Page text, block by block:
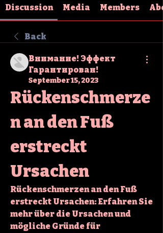
Discussion Media Members
Back
Внимание! Эффект
Гарантирован!
September 15, 2023
Rückenschmerze
n an den Fuß
erstreckt
Ursachen
Rückenschmerzen an den Fuß
erstreckt Ursachen: Erfahren Sie
mehr über die Ursachen und
mögliche Gründe für